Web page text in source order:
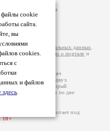
cookie
сайта.
вы
cookies.
с
и файлов
.
авторам
возможна
вы можете
Ответственность за
на
обработки персональных данных
информацию о портале и
– порядка 200 тысяч
более двух
посещаемости, который
каждой графе указано по две
посетителей.
2026. Портал работает под
18+